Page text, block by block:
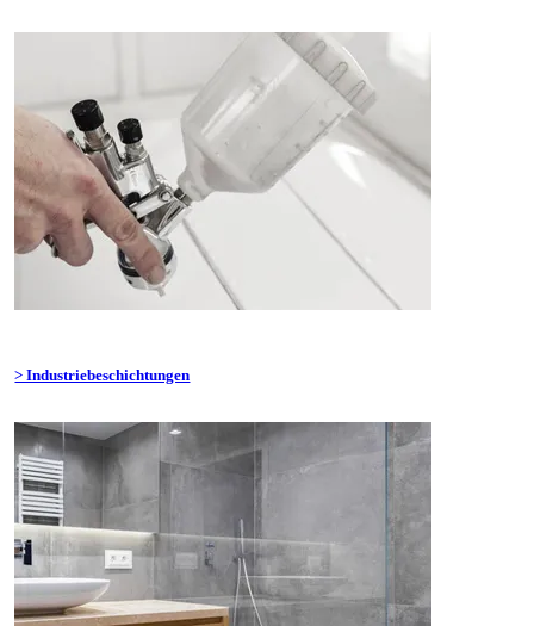
> Industriebeschichtungen